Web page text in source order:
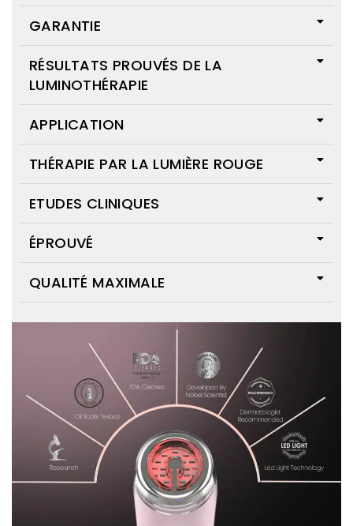
GARANTIE
RÉSULTATS PROUVÉS DE LA
LUMINOTHÉRAPIE
APPLICATION
THÉRAPIE PAR LA LUMIÈRE ROUGE
ETUDES CLINIQUES
ÉPROUVÉ
QUALITÉ MAXIMALE